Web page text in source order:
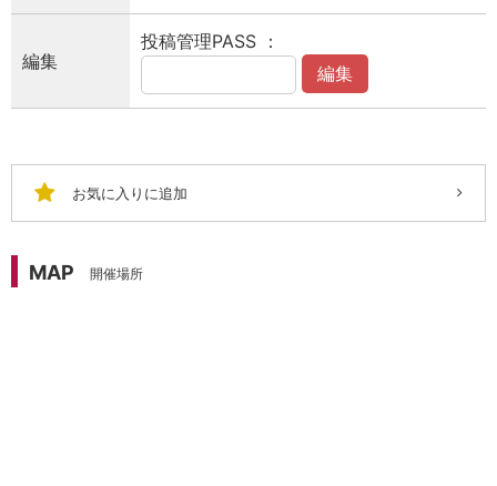
編集
投稿管理PASS ：
編集
お気に入りに追加
MAP 開催場所